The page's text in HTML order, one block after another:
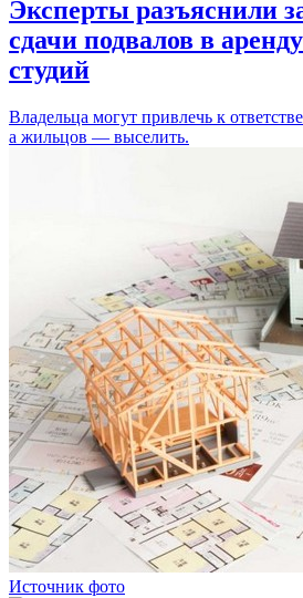
Эксперты разъяснили
сдачи подвалов в
студий
Владельца могут привлечь к
а жильцов — выселить.
Источник фото